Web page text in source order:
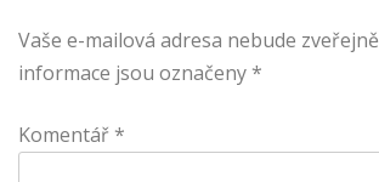
Vaše e-mailová adresa nebude
informace jsou označeny *
Komentář *